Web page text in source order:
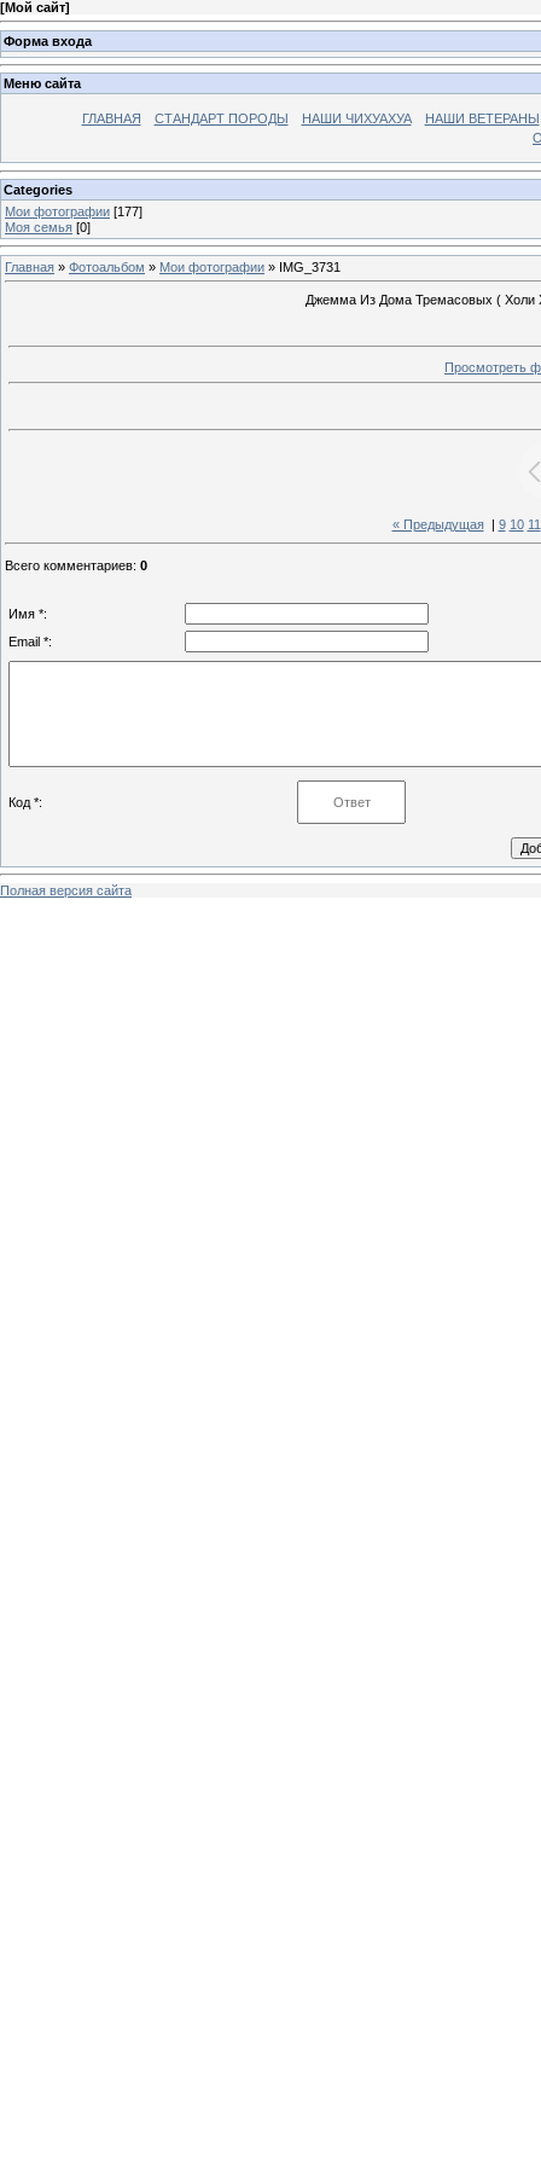
[Мой сайт]
Форма входа
Меню сайта
ГЛАВНАЯ СТАНДАРТ ПОРОДЫ НАШИ ЧИХУАХУА
НАШИ ВЕТЕРАНЫ
Categories
Мои фотографии [177]
Моя семья [0]
Главная » Фотоальбом » Мои фотографии » IMG_3731
Джемма Из Дома Тремасовых ( Холи
Просмотреть
« Предыдущая| 9 10 11
Всего комментариев: 0
Имя *:
Email *:
Код *:
Полная версия сайта